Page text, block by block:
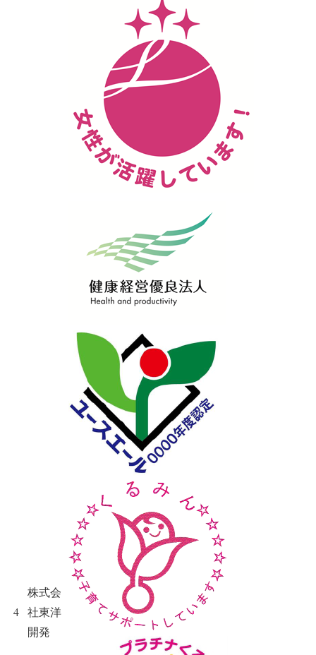
4
株式会
社東洋
開発